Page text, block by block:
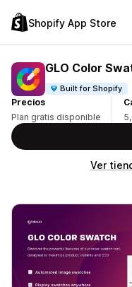
Shopify App Store
GLO Color
Built for Shopify
Precios
Plan gratis disponible
Ver